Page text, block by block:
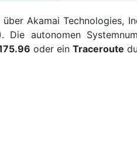
Akamai Technologies,
Die autonomen
oder ein Traceroute